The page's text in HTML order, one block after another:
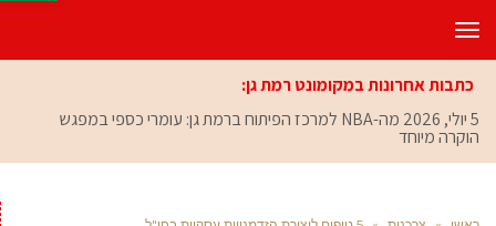
תפריט
כתבות אחרונות במקומונט רמת גן:
5 יולי, 2026
מה-NBA למרכז הפיתוח ברמת גן: עומרי כספי במפגש
הוקרה מיוחד